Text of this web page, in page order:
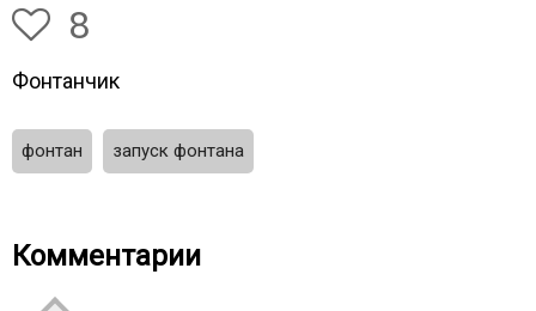
8
Фонтанчик
фонтан запуск фонтана
Комментарии